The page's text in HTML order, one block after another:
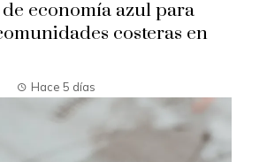
economía azul para
costeras en
Hace 5 días